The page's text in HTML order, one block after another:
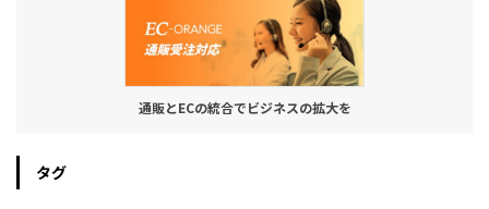
通販とECの統合でビジネスの拡大を
タグ